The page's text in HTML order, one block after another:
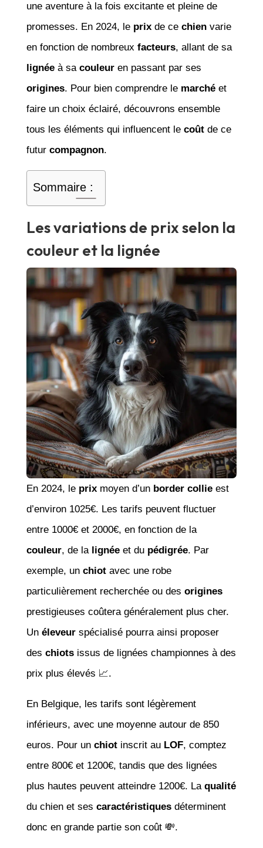
une aventure à la fois excitante et pleine de
promesses. En 2024, le prixde ce chienvarie
en fonction de nombreux facteurs, allant de sa
lignéeà sa couleuren passant par ses
origines. Pour bien comprendre le marchéet
faire un choix éclairé, découvrons ensemble
tous les éléments qui influencent le coûtde ce
futur compagnon.
Sommaire :
Les variations de prix selon la
couleur et la lignée
En 2024, le prixmoyen d’un border collieest
d’environ 1025€. Les tarifs peuvent fluctuer
entre 1000€ et 2000€, en fonction de la
couleur, de la lignéeet du pédigrée. Par
exemple, un chiotavec une robe
particulièrement recherchée ou des origines
prestigieuses coûtera généralement plus cher.
Un éleveurspécialisé pourra ainsi proposer
des chiotsissus de lignées championnes à des
prix plus élevés 📈.
En Belgique, les tarifs sont légèrement
inférieurs, avec une moyenne autour de 850
euros. Pour un chiotinscrit au LOF, comptez
entre 800€ et 1200€, tandis que des lignées
plus hautes peuvent atteindre 1200€. La qualité
du chien et ses caractéristiquesdéterminent
donc en grande partie son coût 💸.